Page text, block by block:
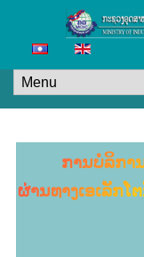
ການບໍລິກ
ຜ່ານທາງເອເລັກໂ